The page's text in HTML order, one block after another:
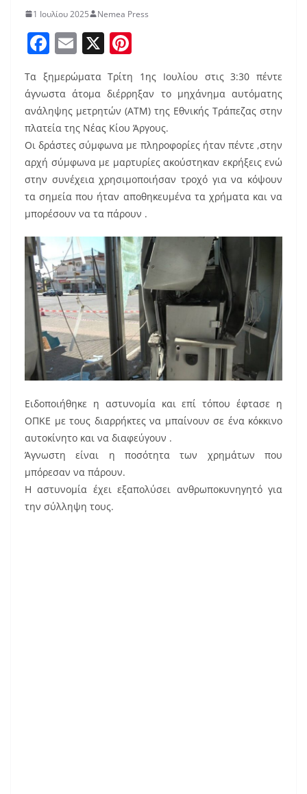
1 Ιουλίου 2025 Nemea Press
F
c
e
b
o
o
k
E
ai
l
X
er
e
st
Τα ξημερώματα Τρίτη 1ης Ιουλίου στις 3:30 πέντε
άγνωστα άτομα διέρρηξαν το μηχάνημα αυτόματης
ανάληψης μετρητών (ΑΤΜ) της Εθνικής Τράπεζας στην
πλατεία της Νέας Κίου Άργους.
Οι δράστες σύμφωνα με πληροφορίες ήταν πέντε ,στην
αρχή σύμφωνα με μαρτυρίες ακούστηκαν εκρήξεις ενώ
στην συνέχεια χρησιμοποιήσαν τροχό για να κόψουν
τα σημεία που ήταν αποθηκευμένα τα χρήματα και να
μπορέσουν να τα πάρουν .
Ειδοποιήθηκε η αστυνομία και επί τόπου έφτασε η
ΟΠΚΕ με τους διαρρήκτες να μπαίνουν σε ένα κόκκινο
αυτοκίνητο και να διαφεύγουν .
Άγνωστη είναι η ποσότητα των χρημάτων που
μπόρεσαν να πάρουν.
Η αστυνομία έχει εξαπολύσει ανθρωποκυνηγητό για
την σύλληψη τους.